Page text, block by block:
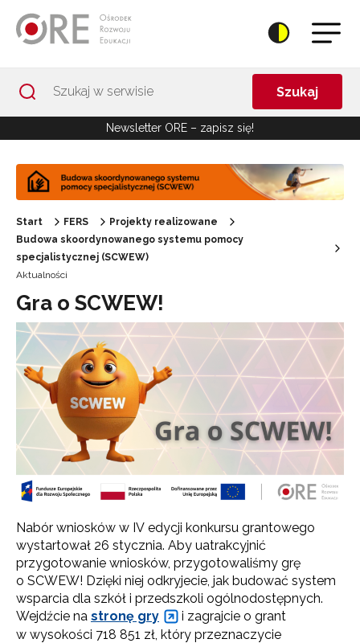
Szukaj
Newsletter ORE – zapisz się!
Start FERS
Projekty realizowane
Budowa skoordynowanego systemu pomocy
specjalistycznej (SCWEW)
Aktualności
Gra o SCWEW!
Nabór wniosków w IV edycji konkursu grantowego
wystartował 26 stycznia. Aby uatrakcyjnić
przygotowanie wniosków, przygotowaliśmy grę
o SCWEW! Dzięki niej odkryjecie, jak budować system
wsparcia dla szkół i przedszkoli ogólnodostępnych.
Wejdźcie na stronę gry
i zagrajcie o grant
w wysokości 718 851 zł, który przeznaczycie